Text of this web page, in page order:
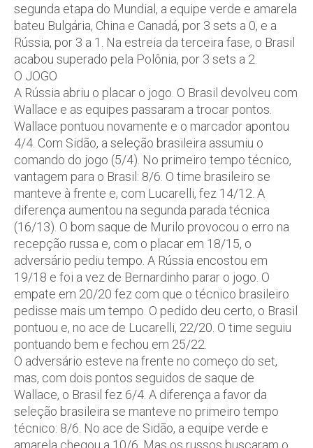
segunda etapa do Mundial, a equipe verde e amarela
bateu Bulgária, China e Canadá, por 3 sets a 0, e a
Rússia, por 3 a 1. Na estreia da terceira fase, o Brasil
acabou superado pela Polônia, por 3 sets a 2.
O JOGO
A Rússia abriu o placar o jogo. O Brasil devolveu com
Wallace e as equipes passaram a trocar pontos.
Wallace pontuou novamente e o marcador apontou
4/4. Com Sidão, a seleção brasileira assumiu o
comando do jogo (5/4). No primeiro tempo técnico,
vantagem para o Brasil: 8/6. O time brasileiro se
manteve à frente e, com Lucarelli, fez 14/12. A
diferença aumentou na segunda parada técnica
(16/13). O bom saque de Murilo provocou o erro na
recepção russa e, com o placar em 18/15, o
adversário pediu tempo. A Rússia encostou em
19/18 e foi a vez de Bernardinho parar o jogo. O
empate em 20/20 fez com que o técnico brasileiro
pedisse mais um tempo. O pedido deu certo, o Brasil
pontuou e, no ace de Lucarelli, 22/20. O time seguiu
pontuando bem e fechou em 25/22.
O adversário esteve na frente no começo do set,
mas, com dois pontos seguidos de saque de
Wallace, o Brasil fez 6/4. A diferença a favor da
seleção brasileira se manteve no primeiro tempo
técnico: 8/6. No ace de Sidão, a equipe verde e
amarela chegou a 10/6. Mas os russos buscaram o